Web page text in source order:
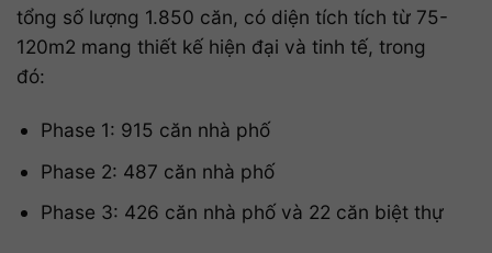
tổng số lượng 1.850 căn, có diện tích tích từ 75-
120m2 mang thiết kế hiện đại và tinh tế, trong
đó:
Phase 1: 915 căn nhà phố
Phase 2: 487 căn nhà phố
Phase 3: 426 căn nhà phố và 22 căn biệt thự